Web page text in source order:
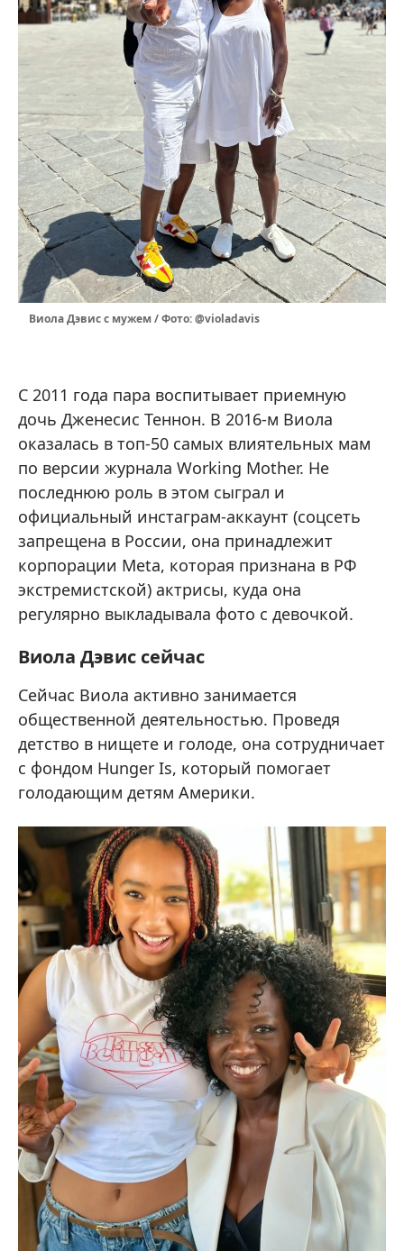
Виола Дэвис с мужем / Фото: @violadavis
С 2011 года пара воспитывает приемную
дочь Дженесис Теннон. В 2016-м Виола
оказалась в топ-50 самых влиятельных мам
по версии журнала Working Mother. Не
последнюю роль в этом сыграл и
официальный инстаграм-аккаунт (соцсеть
запрещена в России, она принадлежит
корпорации Meta, которая признана в РФ
экстремистской) актрисы, куда она
регулярно выкладывала фото с девочкой.
Виола Дэвис сейчас
Сейчас Виола активно занимается
общественной деятельностью. Проведя
детство в нищете и голоде, она сотрудничает
с фондом Hunger Is, который помогает
голодающим детям Америки.